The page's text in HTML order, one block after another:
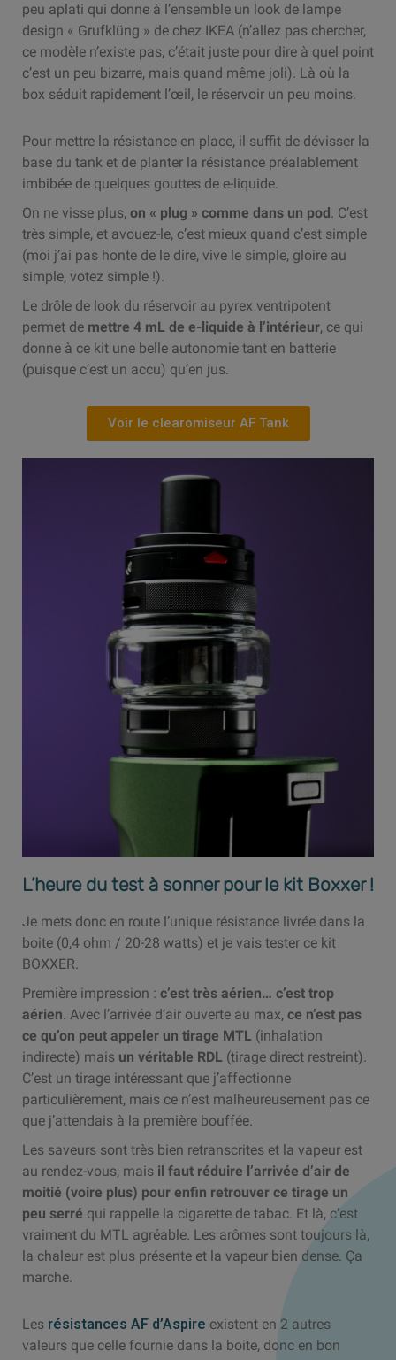
peu aplati qui donne à l’ensemble un look de lampe
design « Grufklüng » de chez IKEA (n’allez pas chercher,
ce modèle n’existe pas, c’était juste pour dire à quel point
c’est un peu bizarre, mais quand même joli). Là où la
box séduit rapidement l’œil, le réservoir un peu moins.
Pour mettre la résistance en place, il suffit de dévisser la
base du tank et de planter la résistance préalablement
imbibée de quelques gouttes de e-liquide.
On ne visse plus, on « plug » comme dans un pod. C’est
très simple, et avouez-le, c’est mieux quand c’est simple
(moi j’ai pas honte de le dire, vive le simple, gloire au
simple, votez simple !).
Le drôle de look du réservoir au pyrex ventripotent
permet de mettre 4 mL de e-liquide à l’intérieur, ce qui
donne à ce kit une belle autonomie tant en batterie
(puisque c’est un accu) qu’en jus.
Voir le clearomiseur AF Tank
L’heure du test à sonner pour le kit Boxxer !
Je mets donc en route l’unique résistance livrée dans la
boite (0,4 ohm / 20-28 watts) et je vais tester ce kit
BOXXER.
Première impression : c’est très aérien… c’est trop
aérien. Avec l’arrivée d’air ouverte au max, ce n’est pas
ce qu’on peut appeler un tirage MTL (inhalation
indirecte) mais un véritable RDL (tirage direct restreint).
C’est un tirage intéressant que j’affectionne
particulièrement, mais ce n’est malheureusement pas ce
que j’attendais à la première bouffée.
Les saveurs sont très bien retranscrites et la vapeur est
au rendez-vous, mais il faut réduire l’arrivée d’air de
moitié (voire plus) pour enfin retrouver ce tirage un
peu serré qui rappelle la cigarette de tabac. Et là, c’est
vraiment du MTL agréable. Les arômes sont toujours là,
la chaleur est plus présente et la vapeur bien dense. Ça
marche.
Les résistances AF d’Aspire existent en 2 autres
valeurs que celle fournie dans la boite, donc en bon